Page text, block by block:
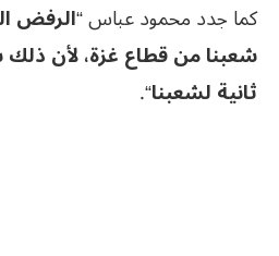
كما جدد محمود عباس “الرفض
شعبنا من قطاع غزة، لأن ذلك
ثانية لشعبنا“.